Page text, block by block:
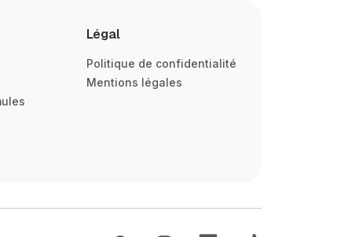
Légal
Politique de confidentialité
Mentions légales